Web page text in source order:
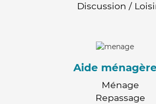
Discussion /
Aide ménagère
Ménage
Repassage